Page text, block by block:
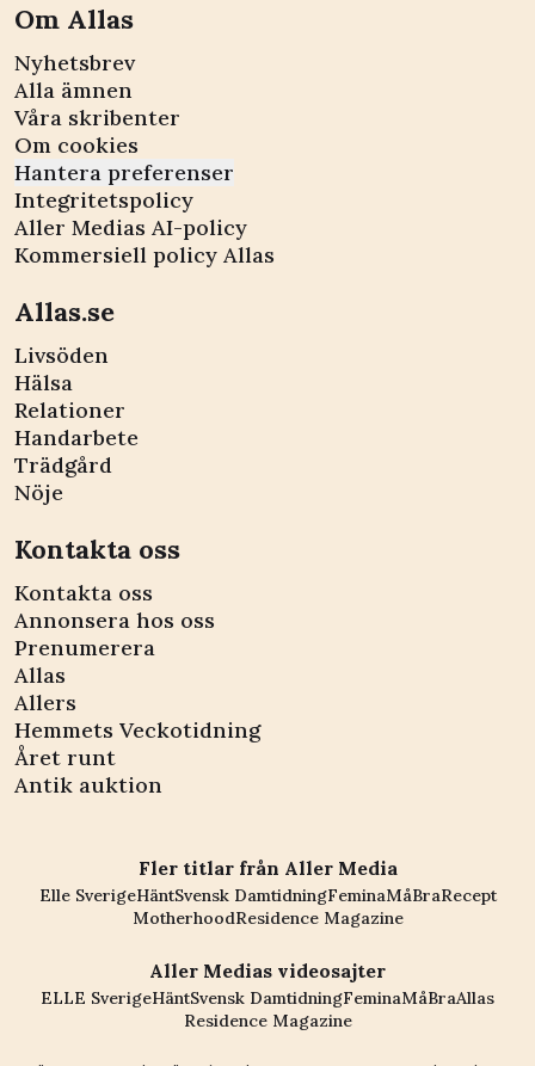
Om Allas
Nyhetsbrev
Alla ämnen
Våra skribenter
Om cookies
Hantera preferenser
Integritetspolicy
Aller Medias AI-policy
Kommersiell policy Allas
Allas.se
Livsöden
Hälsa
Relationer
Handarbete
Trädgård
Nöje
Kontakta oss
Kontakta oss
Annonsera hos oss
Prenumerera
Allas
Allers
Hemmets Veckotidning
Året runt
Antik auktion
Fler titlar från Aller Media
Elle SverigeHäntSvensk DamtidningFeminaMåBraRecept
MotherhoodResidence Magazine
Aller Medias videosajter
ELLE SverigeHäntSvensk DamtidningFeminaMåBraAllas
Residence Magazine